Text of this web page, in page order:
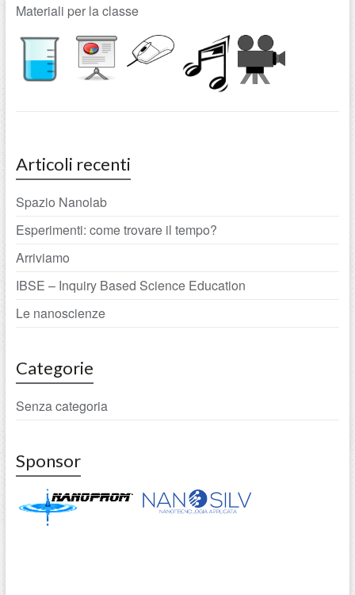
Materiali per la classe
Articoli recenti
Spazio Nanolab
Esperimenti: come trovare il tempo?
Arriviamo
IBSE – Inquiry Based Science Education
Le nanoscienze
Categorie
Senza categoria
Sponsor